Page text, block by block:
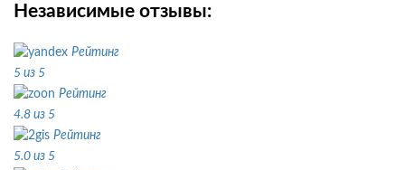
Независимые отзывы:
Рейтинг
5 из 5
Рейтинг
4.8 из 5
Рейтинг
5.0 из 5